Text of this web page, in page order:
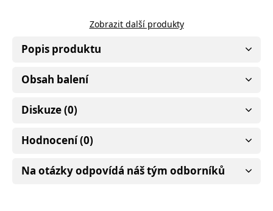
Zobrazit další produkty
Popis produktu
Obsah balení
Diskuze (0)
Hodnocení (0)
Na otázky odpovídá náš tým odborníků